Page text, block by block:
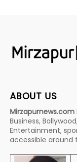
ABOUT US
Mirzapurnews.com
Business,
Entertainment,
accessible around